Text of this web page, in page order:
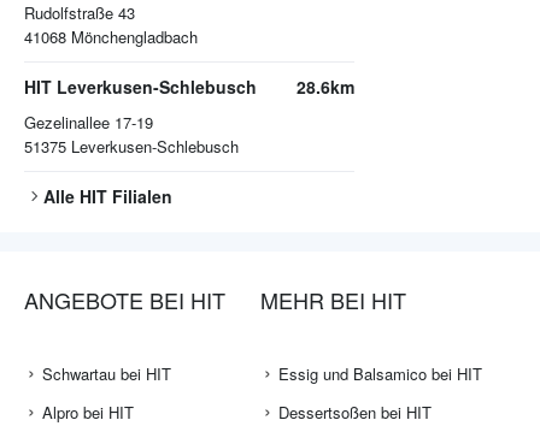
Rudolfstraße 43
41068 Mönchengladbach
HIT Leverkusen-Schlebusch
Gezelinallee 17-19
51375 Leverkusen-Schlebusch
28.6km
Alle HIT Filialen
ANGEBOTE BEI HIT
Schwartau bei HIT
Alpro bei HIT
MEHR BEI HIT
Essig und Balsamico bei HIT
Dessertsoßen bei HIT